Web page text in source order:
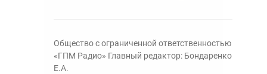
Общество с ограниченной ответственностью
«ГПМ Радио» Главный редактор: Бондаренко
Е.А.